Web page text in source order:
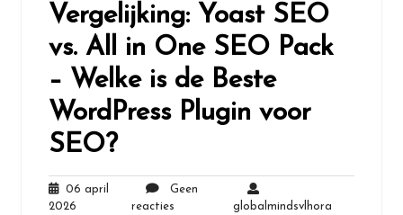
Vergelijking: Yoast SEO
vs. All in One SEO Pack
– Welke is de Beste
WordPress Plugin voor
SEO?
06 april
2026
Geen
reactiesGeen
globalmindsvlhora